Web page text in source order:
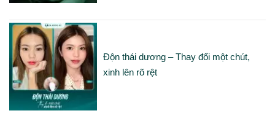
Độn thái dương – Thay đổi một chút,
xinh lên rõ rệt